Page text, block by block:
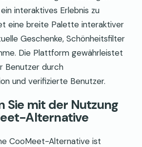
interaktives Erlebnis zu
eine breite Palette interaktiver
Geschenke, Schönheitsfilter
Die Plattform gewährleistet
Benutzer durch
und verifizierte Benutzer.
Sie mit der Nutzung
Alternative
CooMeet-Alternative ist